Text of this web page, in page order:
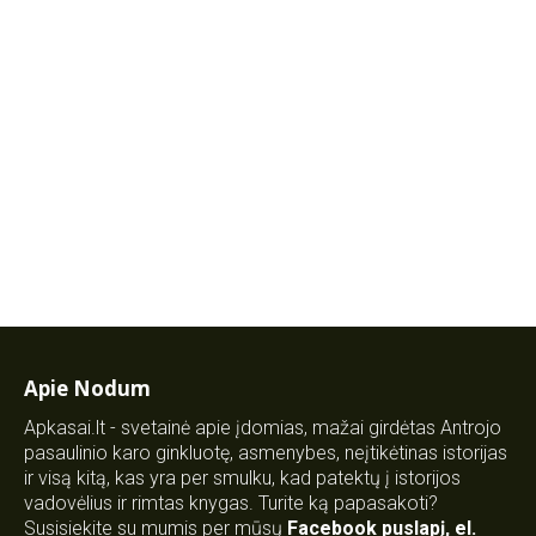
Apie Nodum
Apkasai.lt - svetainė apie įdomias, mažai girdėtas Antrojo
pasaulinio karo ginkluotę, asmenybes, neįtikėtinas istorijas
ir visą kitą, kas yra per smulku, kad patektų į istorijos
vadovėlius ir rimtas knygas. Turite ką papasakoti?
Susisiekite su mumis per mūsų Facebook puslapį, el.